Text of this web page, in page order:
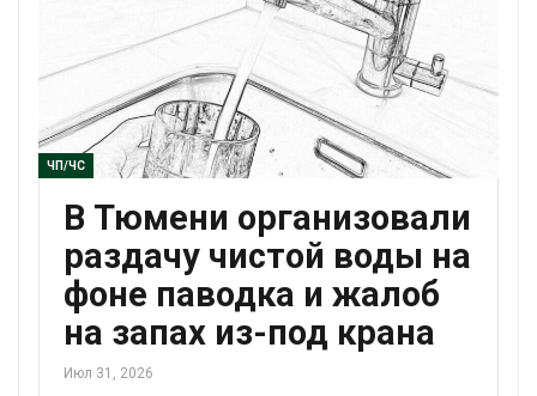
ЧП/ЧС
В Тюмени организовали
раздачу чистой воды на
фоне паводка и жалоб
на запах из-под крана
Июл 31, 2026